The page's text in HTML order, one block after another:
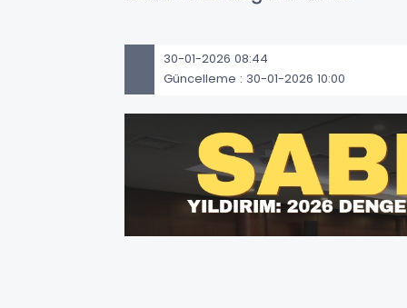
30-01-2026 08:44
Güncelleme : 30-01-2026 10:00